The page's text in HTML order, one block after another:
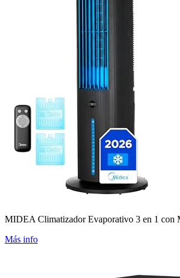
MIDEA Climatizador Evaporativo 3 en 1 con
Más info